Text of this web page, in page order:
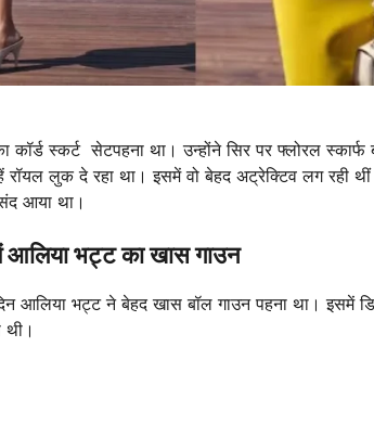
कॉर्ड स्कर्ट सेटपहना था। उन्होंने सिर पर फ्लोरल
रॉयल लुक दे रहा था। इसमें वो बेहद अट्रेक्टिव लग
आया था।
भट्ट का खास गाउन
आलिया भट्ट ने बेहद खास बॉल गाउन पहना था। इसमें